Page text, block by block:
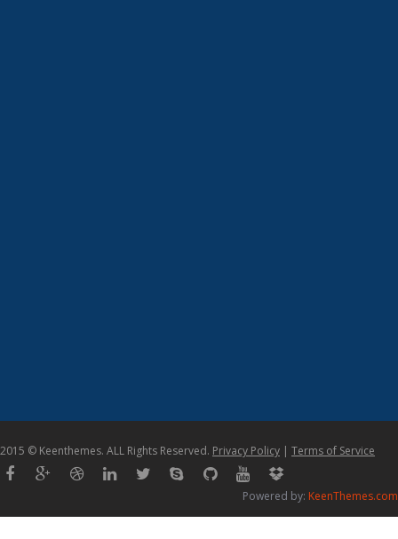
2015 © Keenthemes. ALL Rights Reserved. Privacy Policy | Terms of Service
Powered by: KeenThemes.com